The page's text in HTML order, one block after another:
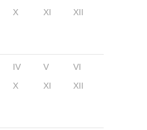
X XI XII
IV V
VI
X XI XII